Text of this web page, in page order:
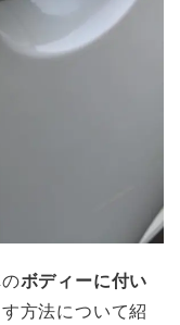
ボディーに付い
方法について紹